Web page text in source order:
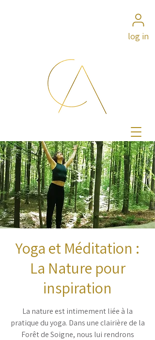
log in
Yoga et Méditation :
La Nature pour
inspiration
La nature est intimement liée à la
pratique du yoga. Dans une clairière de la
Forêt de Soigne, nous lui rendrons